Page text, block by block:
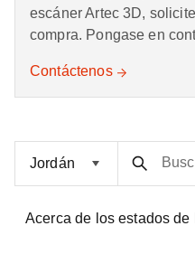
escáner Artec 3D,
compra. Pongase en
Contáctenos
Acerca de los estados